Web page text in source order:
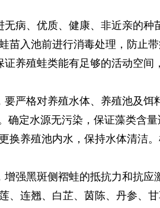
无病、优质、健康、非近亲的
苗入池前进行消毒处理，防止带
证养殖蛙类能有足够的活动空
严格对养殖水体、养殖池及
确定水源无污染，保证藻类含
换养殖池内水，保持水体清洁
增强黑斑侧褶蛙的抵抗力和抗
、连翘、白芷、茵陈、丹参、